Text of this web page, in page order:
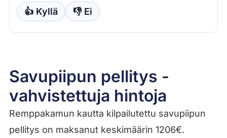
👍 Kyllä 👎 Ei
Savupiipun pellitys -
vahvistettuja hintoja
Remppakamun kautta kilpailutettu savupiipun
pellitys on maksanut keskimäärin 1206€.